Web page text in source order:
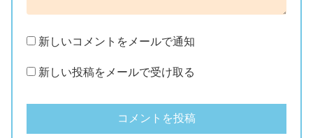
新しいコメントをメールで通知
新しい投稿をメールで受け取る